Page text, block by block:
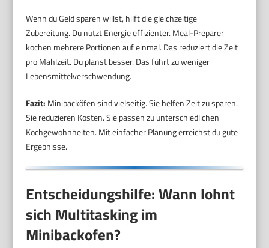
Wenn du Geld sparen willst, hilft die gleichzeitige
Zubereitung. Du nutzt Energie effizienter. Meal-Preparer
kochen mehrere Portionen auf einmal. Das reduziert die Zeit
pro Mahlzeit. Du planst besser. Das führt zu weniger
Lebensmittelverschwendung.
Fazit: Minibacköfen sind vielseitig. Sie helfen Zeit zu sparen.
Sie reduzieren Kosten. Sie passen zu unterschiedlichen
Kochgewohnheiten. Mit einfacher Planung erreichst du gute
Ergebnisse.
Entscheidungshilfe: Wann lohnt
sich Multitasking im
Minibackofen?